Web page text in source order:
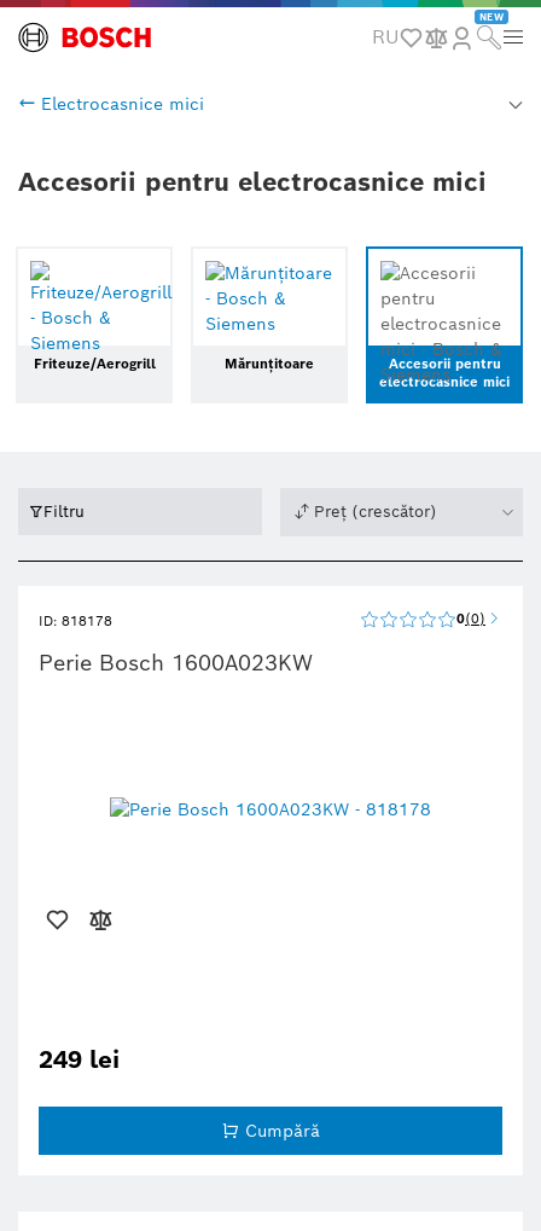
RU
NEW
Electrocasnice mici
Accesorii pentru electrocasnice mici
Friteuze/Aerogrill Mărunțitoare
Accesorii pentru
electrocasnice mici
Filtru Preț (crescător)
ID: 818178 0 0
Perie Bosch 1600A023KW
249 lei
Cumpără